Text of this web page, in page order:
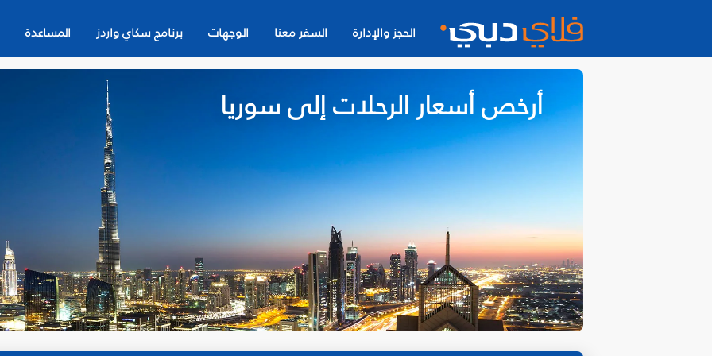
الحجز والإدارة السفر معنا الوجهات برنامج سكاي واردز المساعدة
أرخص أسعار الرحلات إلى سوريا